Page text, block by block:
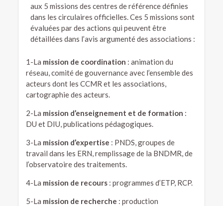
aux 5 missions des centres de référence définies
dans les circulaires officielles. Ces 5 missions sont
évaluées par des actions qui peuvent être
détaillées dans l’avis argumenté des associations :
1-La mission de coordination : animation du
réseau, comité de gouvernance avec l’ensemble des
acteurs dont les CCMR et les associations,
cartographie des acteurs.
2-La mission d’enseignement et de formation :
DU et DIU, publications pédagogiques.
3-La mission d’expertise : PNDS, groupes de
travail dans les ERN, remplissage de la BNDMR, de
l’observatoire des traitements.
4-La mission de recours: programmes d’ETP, RCP.
5-La mission de recherche : production